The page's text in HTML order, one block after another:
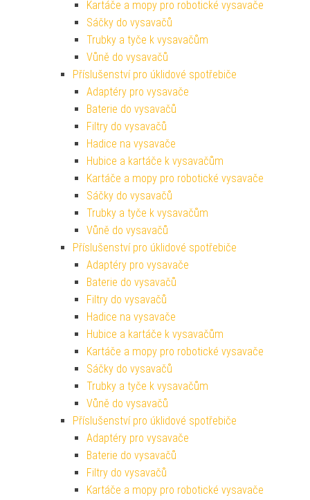
Kartáče a mopy pro robotické vysavače
Sáčky do vysavačů
Trubky a tyče k vysavačům
Vůně do vysavačů
Příslušenství pro úklidové spotřebiče
Adaptéry pro vysavače
Baterie do vysavačů
Filtry do vysavačů
Hadice na vysavače
Hubice a kartáče k vysavačům
Kartáče a mopy pro robotické vysavače
Sáčky do vysavačů
Trubky a tyče k vysavačům
Vůně do vysavačů
Příslušenství pro úklidové spotřebiče
Adaptéry pro vysavače
Baterie do vysavačů
Filtry do vysavačů
Hadice na vysavače
Hubice a kartáče k vysavačům
Kartáče a mopy pro robotické vysavače
Sáčky do vysavačů
Trubky a tyče k vysavačům
Vůně do vysavačů
Příslušenství pro úklidové spotřebiče
Adaptéry pro vysavače
Baterie do vysavačů
Filtry do vysavačů
Kartáče a mopy pro robotické vysavače